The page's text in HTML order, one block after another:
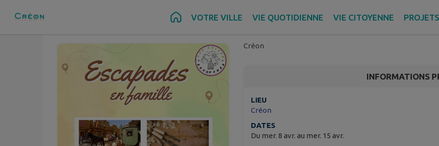
Contenu Pied de page VOTRE VILLE VIE QUOTIDIENNE VIE CITOYENNE PROJETS
15
Mer.
fabrication de jeux en
Créon
INFORMATIONS
LIEU
Créon
DATES
Du mer. 8 avr. au mer. 15 avr.